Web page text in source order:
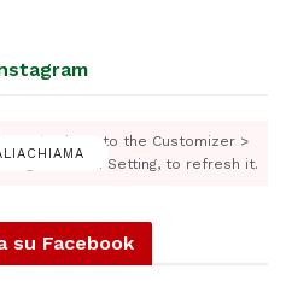
expired, Go to the Customizer >
Feed Setting, to refresh it.
su Facebook